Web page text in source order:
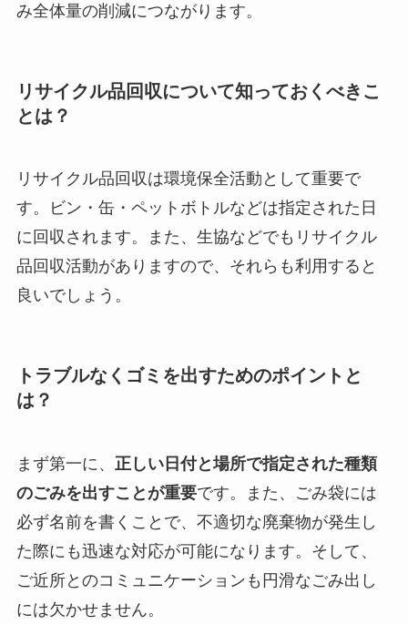
み全体量の削減につながります。
リサイクル品回収について知っておくべきこ
とは？
リサイクル品回収は環境保全活動として重要で
す。ビン・缶・ペットボトルなどは指定された日
に回収されます。また、生協などでもリサイクル
品回収活動がありますので、それらも利用すると
良いでしょう。
トラブルなくゴミを出すためのポイントと
は？
まず第一に、 正しい日付と場所で指定された種類
のごみを出すことが重要です。また、ごみ袋には
必ず名前を書くことで、不適切な廃棄物が発生し
た際にも迅速な対応が可能になります。そして、
ご近所とのコミュニケーションも円滑なごみ出し
には欠かせません。